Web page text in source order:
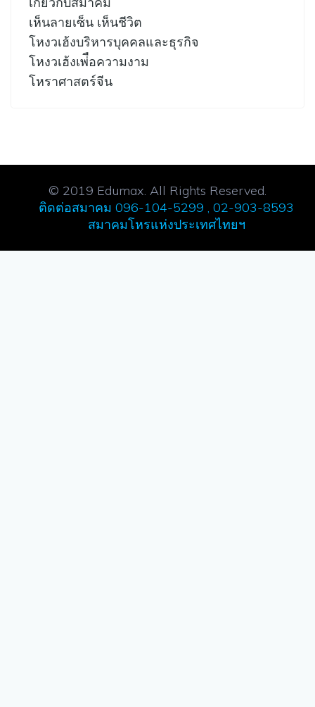
เห็นลายเซ็น เห็นชีวิต
โหงวเฮ้งบริหารบุคคลและธุรกิจ
โหงวเฮ้งเพ่ือความงาม
โหราศาสตร์จีน
© 2019 Edumax. All Rights Reserved.
ติดต่อสมาคม 096-104-5299 , 02-903-8593
สมาคมโหรแห่งประเทศไทยฯ